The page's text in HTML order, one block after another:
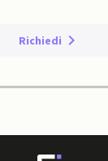
Richiedi